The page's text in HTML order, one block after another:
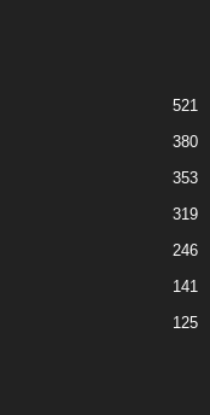
521
380
353
319
246
141
125